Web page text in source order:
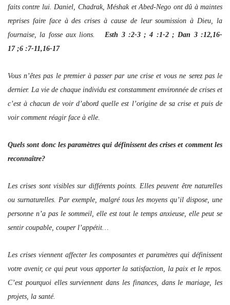
faits contre lui. Daniel, Chadrak, Méshak et Abed-Nego ont dû à maintes
reprises faire face à des crises à cause de leur soumission à Dieu, la
fournaise, la fosse aux lions.Esth 3 :2-3 ; 4 :1-2 ; Dan 3 :12,16-
17 ;6 :7-11,16-17
Vous n’êtes pas le premier à passer par une crise et vous ne serez pas le
dernier. La vie de chaque individu est constamment environnée de crises et
c’est à chacun de voir d’abord quelle est l’origine de sa crise et puis de
voir comment réagir face à elle.
Quels sont donc les paramètres qui définissent des crises et comment les
reconnaître?
Les crises sont visibles sur différents points. Elles peuvent être naturelles
ou surnaturelles. Par exemple, malgré tous les moyens qu’il dispose, une
personne n’a pas le sommeil, elle est tout le temps anxieuse, elle peut se
sentir coupable, couper l’appétit…
Les crises viennent affecter les composantes et paramètres qui définissent
votre avenir, ce qui peut vous apporter la satisfaction, la paix et le repos.
C’est pourquoi elles surviennent dans les finances, dans le mariage, les
projets, la santé.